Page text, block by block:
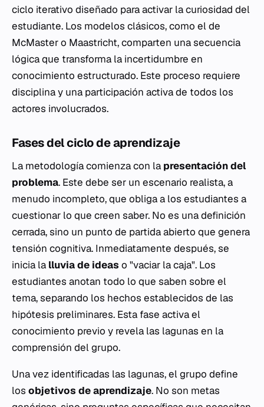
ciclo iterativo diseñado para activar la curiosidad del
estudiante. Los modelos clásicos, como el de
McMaster o Maastricht, comparten una secuencia
lógica que transforma la incertidumbre en
conocimiento estructurado. Este proceso requiere
disciplina y una participación activa de todos los
actores involucrados.
Fases del ciclo de aprendizaje
La metodología comienza con la presentación del
problema. Este debe ser un escenario realista, a
menudo incompleto, que obliga a los estudiantes a
cuestionar lo que creen saber. No es una definición
cerrada, sino un punto de partida abierto que genera
tensión cognitiva. Inmediatamente después, se
inicia la lluvia de ideas o "vaciar la caja". Los
estudiantes anotan todo lo que saben sobre el
tema, separando los hechos establecidos de las
hipótesis preliminares. Esta fase activa el
conocimiento previo y revela las lagunas en la
comprensión del grupo.
Una vez identificadas las lagunas, el grupo define
los objetivos de aprendizaje. No son metas